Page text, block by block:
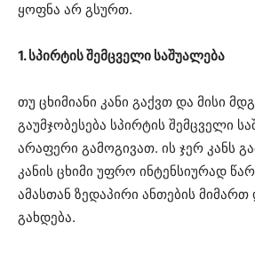
ყოფნა არ გსურთ.
1. სპირტის შემცველი საშუალება
თუ ცხიმიანი კანი გაქვთ და მისი
გაუმჯობესება სპირტის შემცველი
არაფერი გამოგივათ. ის ჯერ კანს
კანის ცხიმი უფრო ინტენსიურად
ამასთან ზედაპირი ანთების
გახდება.